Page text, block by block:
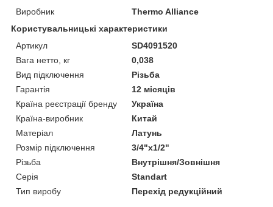
Виробник
Thermo Alliance
Користувальницькі характеристики
Артикул
SD4091520
Вага нетто, кг
0,038
Вид підключення
Різьба
Гарантія
12 місяців
Країна реєстрації бренду
Україна
Країна-виробник
Китай
Матеріал
Латунь
Розмір підключення
3/4"x1/2"
Різьба
Внутрішня/Зовнішня
Серія
Standart
Тип виробу
Перехід редукційний